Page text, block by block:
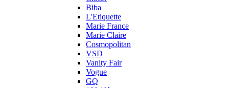
Biba
L'Etiquette
Marie France
Marie Claire
Cosmopolitan
VSD
Vanity Fair
Vogue
GQ